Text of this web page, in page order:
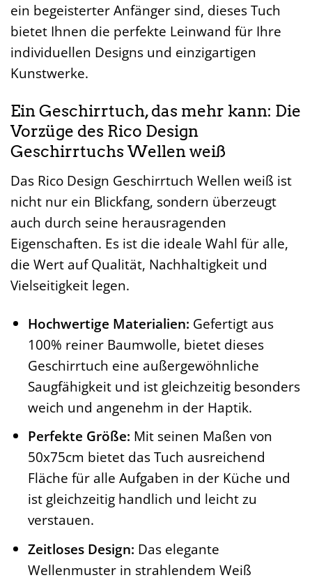
ein begeisterter Anfänger sind, dieses Tuch
bietet Ihnen die perfekte Leinwand für Ihre
individuellen Designs und einzigartigen
Kunstwerke.
Ein Geschirrtuch, das mehr kann: Die
Vorzüge des Rico Design
Geschirrtuchs Wellen weiß
Das Rico Design Geschirrtuch Wellen weiß ist
nicht nur ein Blickfang, sondern überzeugt
auch durch seine herausragenden
Eigenschaften. Es ist die ideale Wahl für alle,
die Wert auf Qualität, Nachhaltigkeit und
Vielseitigkeit legen.
Hochwertige Materialien: Gefertigt aus
100% reiner Baumwolle, bietet dieses
Geschirrtuch eine außergewöhnliche
Saugfähigkeit und ist gleichzeitig besonders
weich und angenehm in der Haptik.
Perfekte Größe: Mit seinen Maßen von
50x75cm bietet das Tuch ausreichend
Fläche für alle Aufgaben in der Küche und
ist gleichzeitig handlich und leicht zu
verstauen.
Zeitloses Design: Das elegante
Wellenmuster in strahlendem Weiß